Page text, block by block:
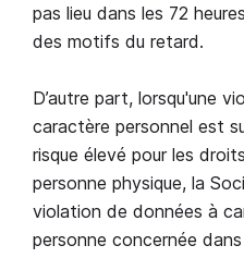
pas lieu dans les 72
des motifs du retard.
D’autre part, lorsqu'une
caractère personnel est
risque élevé pour les
personne physique, la
violation de données à
personne concernée dans